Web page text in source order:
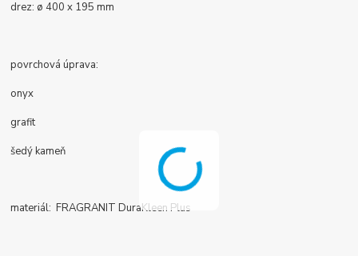
drez: ø 400 x 195 mm
povrchová úprava:
onyx
grafit
šedý kameň
materiál: FRAGRANIT DuraKleen Plus